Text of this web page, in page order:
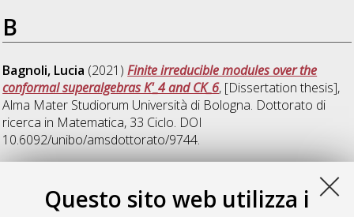
Questo sito web utilizza i
B
Bagnoli, Lucia (2021)Finite irreducible modules over the
conformal superalgebras K'_4 and CK_6, [Dissertation thesis],
Alma Mater Studiorum Università di Bologna. Dottorato di
ricerca in Matematica, 33 Ciclo. DOI
10.6092/unibo/amsdottorato/9744.